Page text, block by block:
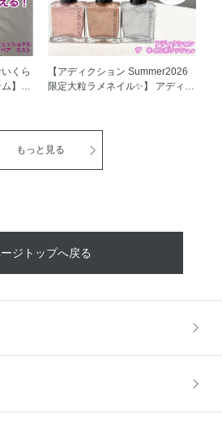
サ
メイ
ンを
い方をまとめてみました✨ ナチュ
ラルに整える2パターン目は、ご
自身の唇の内側に近い色を選んで
あげるのがポイントです！ まず
は誰にでも使いやすいのが001の
コンシーラーカラーで、口元のく
ラーもリップペンシルの先はとて
もクリーミーでスルスルと自在に
くら
】
す！
ー前
います
ムに
【アディクション Summer2026
限定大粒ラメネイル✨】 アディク
介です！ 3色とも大粒のラメが煌
めく、夏の眩しい太陽にも負けな
是非試してみてくださいね！
もっと見る
ジトップへ戻る